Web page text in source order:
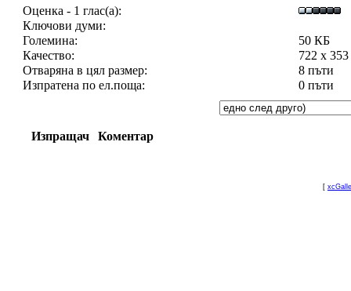
Оценка - 1 глас(а):
Ключови думи:
Големина:
50 КБ
Качество:
722 x
Отваряна в цял размер:
8 пъти
Изпратена по ел.поща:
0 пъти
Изпращач Коментар
[